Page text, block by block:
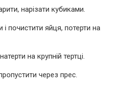
нарізати кубиками.
і почистити яйця, потерти на
на крупній тертці.
через прес.